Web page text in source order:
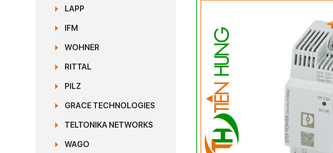
LAPP
IFM
WOHNER
RITTAL
PILZ
GRACE TECHNOLOGIES
TELTONIKA NETWORKS
WAGO